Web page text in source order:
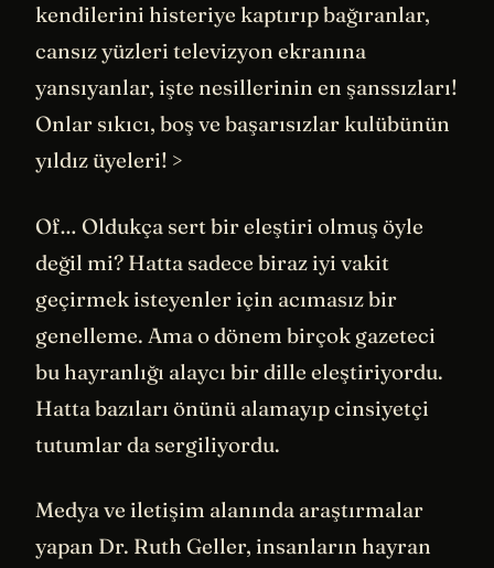
kendilerini histeriye kaptırıp bağıranlar,
cansız yüzleri televizyon ekranına
yansıyanlar, işte nesillerinin en şanssızları!
Onlar sıkıcı, boş ve başarısızlar kulübünün
yıldız üyeleri! >
Of… Oldukça sert bir eleştiri olmuş öyle
değil mi? Hatta sadece biraz iyi vakit
geçirmek isteyenler için acımasız bir
genelleme. Ama o dönem birçok gazeteci
bu hayranlığı alaycı bir dille eleştiriyordu.
Hatta bazıları önünü alamayıp cinsiyetçi
tutumlar da sergiliyordu.
Medya ve iletişim alanında araştırmalar
yapan Dr. Ruth Geller, insanların hayran